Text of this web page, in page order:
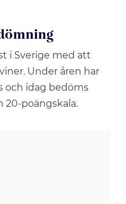
i Sverige med att
Under åren har
och idag bedöms
20-poängskala.